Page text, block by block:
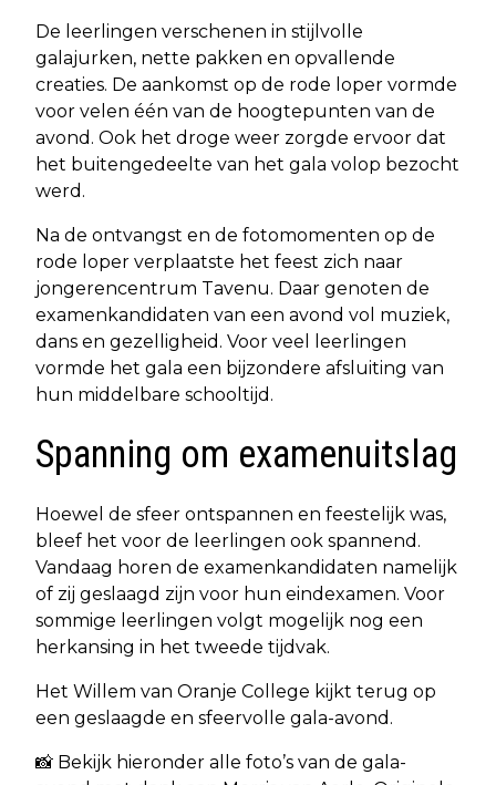
De leerlingen verschenen in stijlvolle
galajurken, nette pakken en opvallende
creaties. De aankomst op de rode loper vormde
voor velen één van de hoogtepunten van de
avond. Ook het droge weer zorgde ervoor dat
het buitengedeelte van het gala volop bezocht
werd.
Na de ontvangst en de fotomomenten op de
rode loper verplaatste het feest zich naar
jongerencentrum Tavenu. Daar genoten de
examenkandidaten van een avond vol muziek,
dans en gezelligheid. Voor veel leerlingen
vormde het gala een bijzondere afsluiting van
hun middelbare schooltijd.
Spanning om examenuitslag
Hoewel de sfeer ontspannen en feestelijk was,
bleef het voor de leerlingen ook spannend.
Vandaag horen de examenkandidaten namelijk
of zij geslaagd zijn voor hun eindexamen. Voor
sommige leerlingen volgt mogelijk nog een
herkansing in het tweede tijdvak.
Het Willem van Oranje College kijkt terug op
een geslaagde en sfeervolle gala-avond.
📸 Bekijk hieronder alle foto’s van de gala-